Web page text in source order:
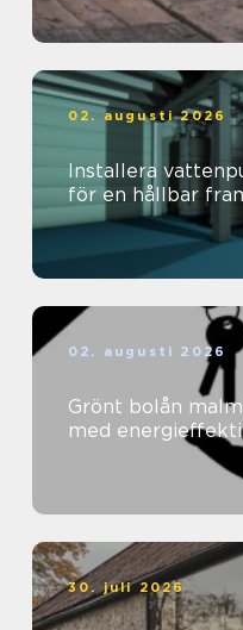
02. augusti 2026
Installera
för en hållbar
02. augusti 2026
Grönt bolån malmö sänk dina
med
30. juli 2026